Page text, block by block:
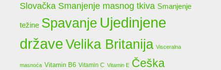
Slovačka Smanjenje masnog tkiva Smanjenje
težine Spavanje Ujedinjene
državeVelika Britanija Visceralna
masnoća Vitamin B6 Vitamin C Vitamin E Češka